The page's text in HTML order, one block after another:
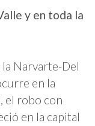
y en toda la
Narvarte-Del
en la
el robo con
en la capital